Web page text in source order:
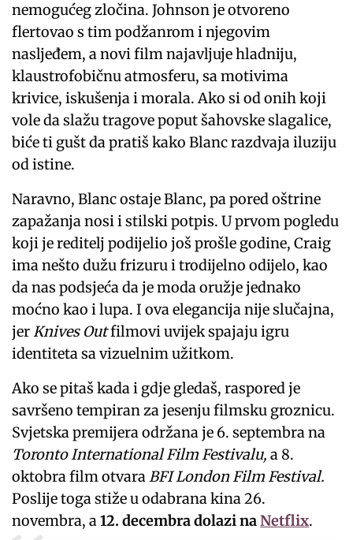
nemogućeg zločina. Johnson je otvoreno
flertovao s tim podžanrom i njegovim
nasljeđem, a novi film najavljuje hladniju,
klaustrofobičnu atmosferu, sa motivima
krivice, iskušenja i morala. Ako si od onih koji
vole da slažu tragove poput šahovske slagalice,
biće ti gušt da pratiš kako Blanc razdvaja iluziju
od istine.
Naravno, Blanc ostaje Blanc, pa pored oštrine
zapažanja nosi i stilski potpis. U prvom pogledu
koji je reditelj podijelio još prošle godine, Craig
ima nešto dužu frizuru i trodijelno odijelo, kao
da nas podsjeća da je moda oružje jednako
moćno kao i lupa. I ova elegancija nije slučajna,
jerKnives Outfilmovi uvijek spajaju igru
identiteta sa vizuelnim užitkom.
Ako se pitaš kada i gdje gledaš, raspored je
savršeno tempiran za jesenju filmsku groznicu.
Svjetska premijera održana je 6. septembra na
Toronto International Film Festivalu, a 8.
oktobra film otvaraBFI London Film Festival.
Poslije toga stiže u odabrana kina 26.
novembra, a12. decembra dolazi naNetflix.